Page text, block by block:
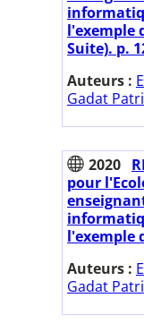
l'exemple
Suite). p.
Auteurs :
Gadat
2020
pour
l'exemple
Auteurs :
Gadat